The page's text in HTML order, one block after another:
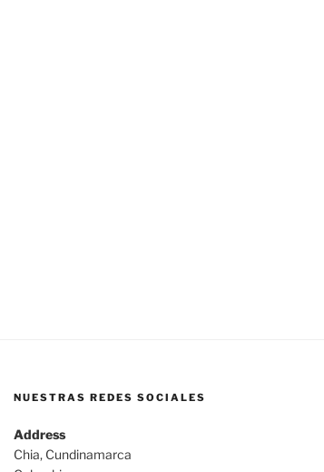
NUESTRAS REDES SOCIALES
Address
Chia, Cundinamarca